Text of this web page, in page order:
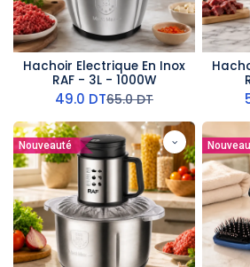
Hachoir Electrique En Inox
RAF - 3L - 1000W
49.0 DT65.0DT
Nouveauté